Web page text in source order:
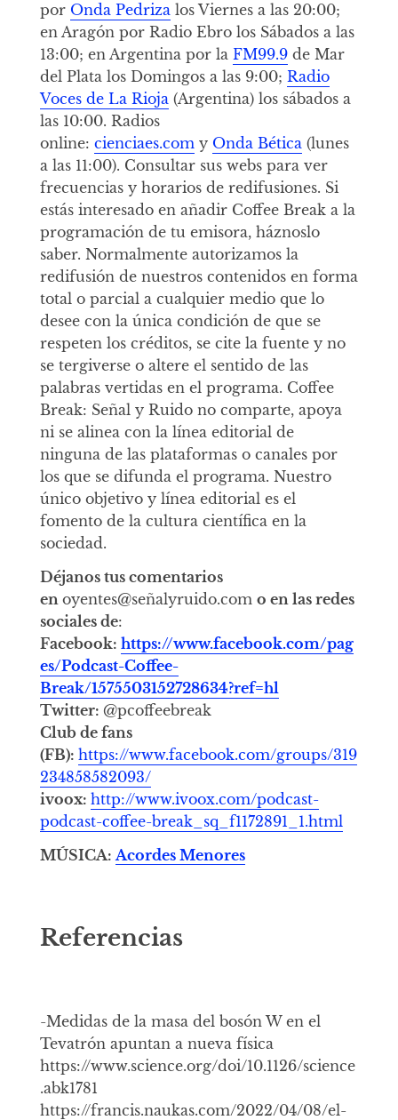
por Onda Pedrizalos Viernes a las 20:00;
en Aragón por Radio Ebro los Sábados a las
13:00; en Argentina por la FM99.9de Mar
del Plata los Domingos a las 9:00; Radio
Voces de La Rioja(Argentina) los sábados a
las 10:00. Radios
online: cienciaes.comy Onda Bética(lunes
a las 11:00). Consultar sus webs para ver
frecuencias y horarios de redifusiones. Si
estás interesado en añadir Coffee Break a la
programación de tu emisora, háznoslo
saber. Normalmente autorizamos la
redifusión de nuestros contenidos en forma
total o parcial a cualquier medio que lo
desee con la única condición de que se
respeten los créditos, se cite la fuente y no
se tergiverse o altere el sentido de las
palabras vertidas en el programa. Coffee
Break: Señal y Ruido no comparte, apoya
ni se alinea con la línea editorial de
ninguna de las plataformas o canales por
los que se difunda el programa. Nuestro
único objetivo y línea editorial es el
fomento de la cultura científica en la
sociedad.
Déjanos tus comentarios
en oyentes@señalyruido.com o en las redes
sociales de:
Facebook: https://www.facebook.com/pag
es/Podcast-Coffee-
Break/1575503152728634?ref=hl
Twitter: @pcoffeebreak
Club de fans
(FB): https://www.facebook.com/groups/319
234858582093/
ivoox: http://www.ivoox.com/podcast-
podcast-coffee-break_sq_f1172891_1.html
MÚSICA: Acordes Menores
Referencias
-Medidas de la masa del bosón W en el
Tevatrón apuntan a nueva física
https://www.science.org/doi/10.1126/science
.abk1781
https://francis.naukas.com/2022/04/08/el-